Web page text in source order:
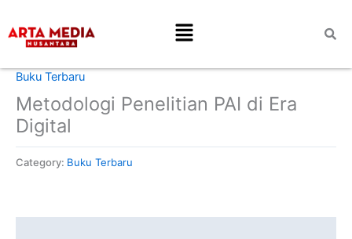
content
Menu
Home/Buku Terbaru
Buku Terbaru
Metodologi Penelitian PAI di Era
Digital
Category: Buku Terbaru